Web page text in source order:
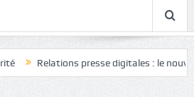
Relations presse digitales : le nouvel atout